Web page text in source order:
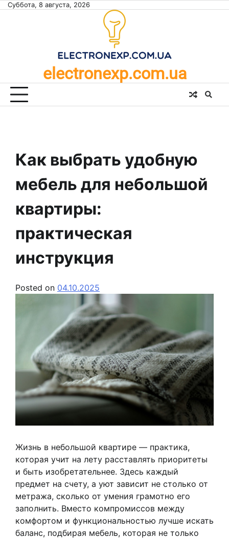
SkipСуббота, 8 августа, 2026
electronexp.com.ua
Как выбрать удобную
мебель для небольшой
квартиры:
практическая
инструкция
Posted on 04.10.2025
Жизнь в небольшой квартире — практика,
которая учит на лету расставлять приоритеты
и быть изобретательнее. Здесь каждый
предмет на счету, а уют зависит не столько от
метража, сколько от умения грамотно его
заполнить. Вместо компромиссов между
комфортом и функциональностью лучше искать
баланс, подбирая мебель, которая не только